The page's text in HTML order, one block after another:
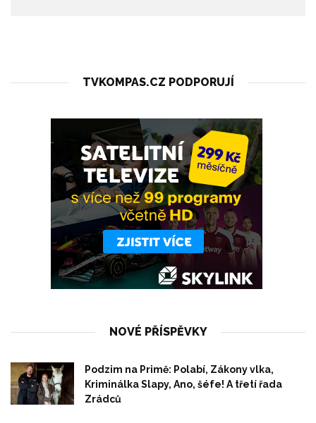
TVKOMPAS.CZ PODPORUJÍ
NOVÉ PŘÍSPĚVKY
Podzim na Primě: Polabí, Zákony vlka,
Kriminálka Slapy, Ano, šéfe! A třetí řada
Zrádců